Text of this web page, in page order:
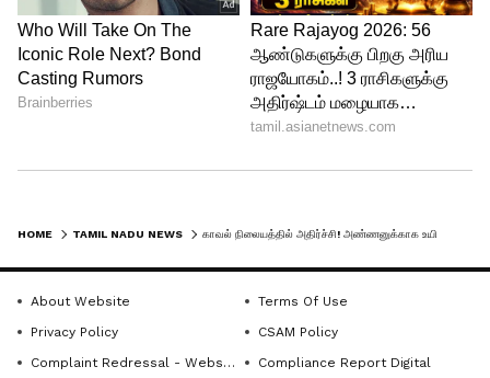
HOME TAMIL NADU NEWS
About Website
Terms Of Use
Privacy Policy
CSAM Policy
Complaint Redressal - Website
Compliance Report Digital